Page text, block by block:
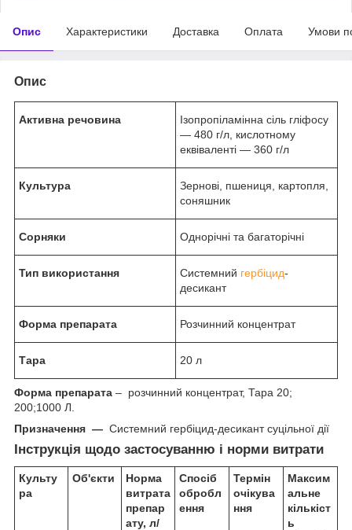
Опис Характеристики Доставка Оплата Умови
Опис
Активна речовина
Ізопропіламінна сіль гліфосу
— 480 г/л, кислотному
еквіваленті — 360 г/л
Культура
Зернові, пшениця, картопля,
соняшник
Сорняки Однорічні та багаторічні
Тип використання Системний гербіцид-
десикант
Форма препарата Розчинний концентрат
Тара 20 л
Форма препарата – розчинний концентрат, Тара 20;
200;1000 Л.
Призначення — Системний гербіцид-десикант суцільної дії
Інструкція щодо застосуванню і норми витрати
Культу
ра
Об'єкти
Норма
витрата
препар
ату, л/
Спосіб
обробл
ення
Термін
очікува
ння
Максим
альне
кількіст
ь